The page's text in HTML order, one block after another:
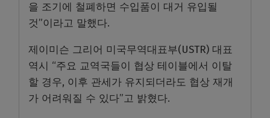
을 조기에 철폐하면 수입품이 대거 유입될
것”이라고 말했다.
제이미슨 그리어 미국무역대표부(USTR) 대표
역시 “주요 교역국들이 협상 테이블에서 이탈
할 경우, 이후 관세가 유지되더라도 협상 재개
가 어려워질 수 있다”고 밝혔다.